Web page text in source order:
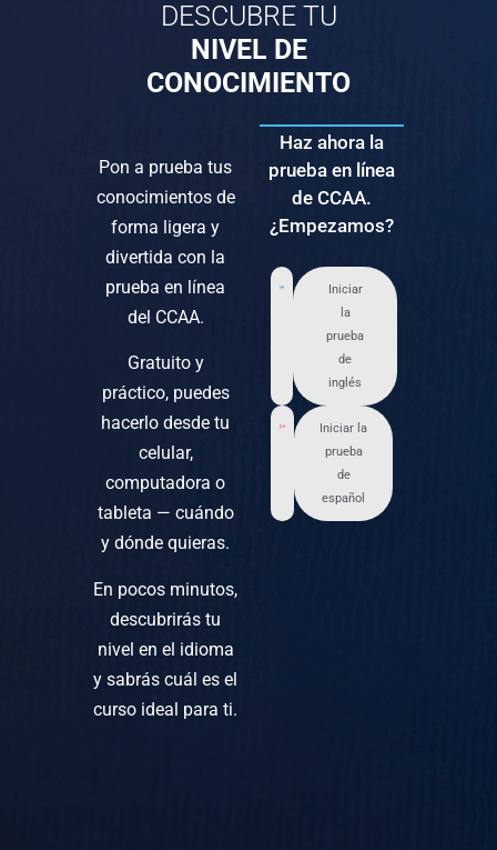
DESCUBRE TU
NIVEL DE
CONOCIMIENTO
Pon a prueba tus
conocimientos de
forma ligera y
divertida con la
prueba en línea
del CCAA.
Gratuito y
práctico, puedes
hacerlo desde tu
celular,
computadora o
tableta — cuándo
y dónde quieras.
En pocos minutos,
descubrirás tu
nivel en el idioma
y sabrás cuál es el
curso ideal para ti.
Haz ahora la
prueba en línea
de CCAA.
¿Empezamos?
Iniciar
la
prueba
de
inglés
Iniciar la
prueba
de
español